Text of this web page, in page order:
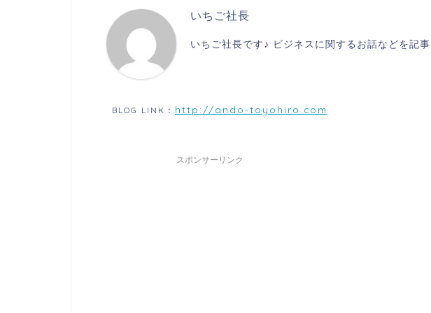
いちご社長
いちご社長です♪ ビジネスに関するお話などを記
BLOG LINK： http://ando-toyohiro.com
スポンサーリンク